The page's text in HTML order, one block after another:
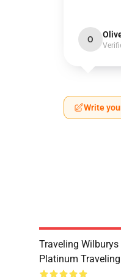
O
Write
Traveling
Platinum